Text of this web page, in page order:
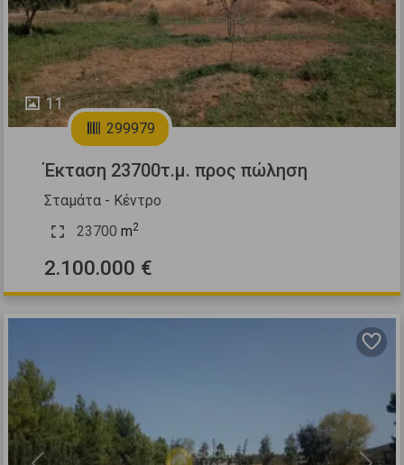
11
299979
Έκταση 23700τ.μ. προς πώληση
Σταμάτα - Κέντρο
23700 m2
2.100.000 €